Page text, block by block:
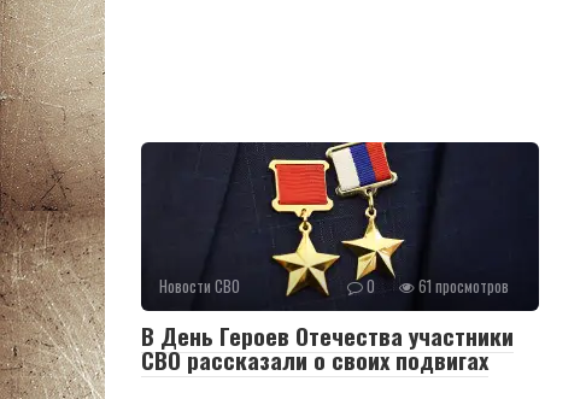
Новости СВО 0 61 просмотров
В День Героев Отечества участники
СВО рассказали о своих подвигах